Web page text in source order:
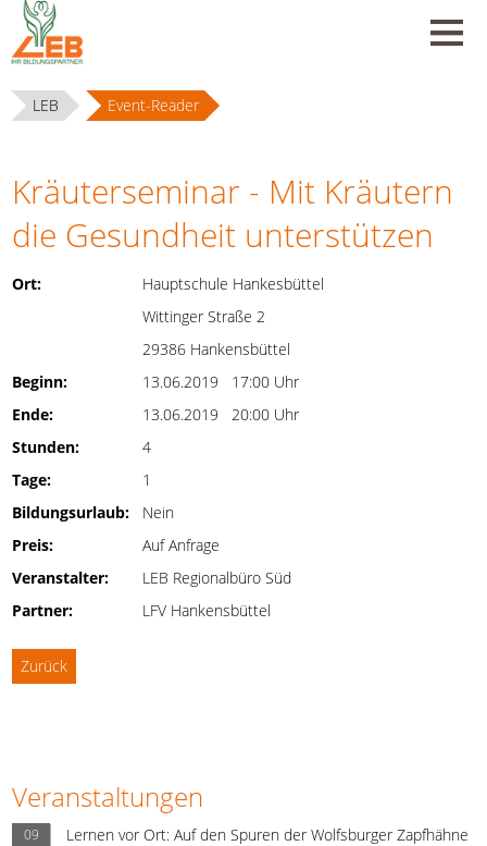
LEB Event-Reader
Kräuterseminar - Mit Kräutern
die Gesundheit unterstützen
Ort:
Hauptschule Hankesbüttel
Wittinger Straße 2
29386 Hankensbüttel
Beginn:
13.06.2019 17:00 Uhr
Ende:
13.06.2019 20:00 Uhr
Stunden:
4
Tage:
1
Bildungsurlaub:
Nein
Preis:
Auf Anfrage
Veranstalter:
LEB Regionalbüro Süd
Partner:
LFV Hankensbüttel
Zurück
Veranstaltungen
09
Lernen vor Ort: Auf den Spuren der Wolfsburger Zapfhähne